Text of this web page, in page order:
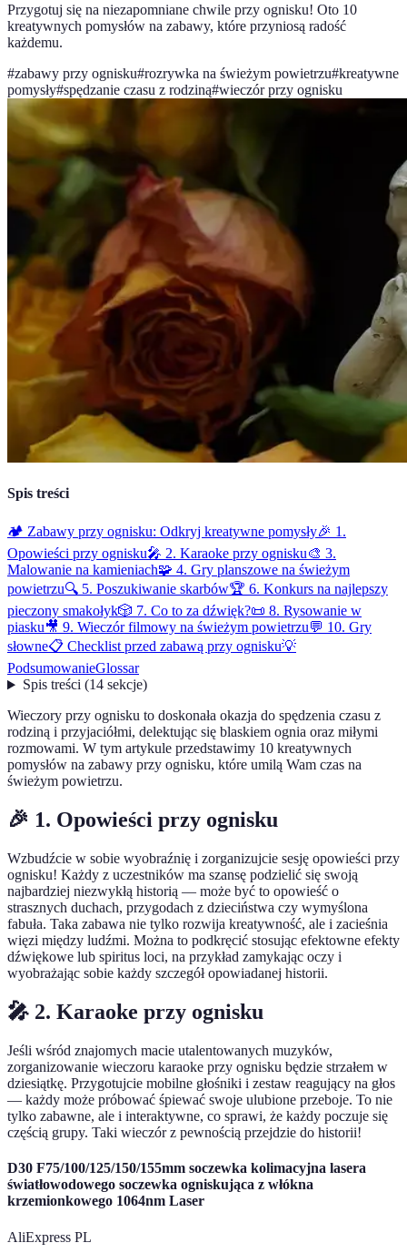
Przygotuj się na niezapomniane chwile przy ognisku! Oto 10
kreatywnych pomysłów na zabawy, które przyniosą radość
każdemu.
#zabawy przy ognisku#rozrywka na świeżym powietrzu#kreatywne
pomysły#spędzanie czasu z rodziną#wieczór przy ognisku
Spis treści
🏕️ Zabawy przy ognisku: Odkryj kreatywne pomysły🎉 1.
Opowieści przy ognisku🎤 2. Karaoke przy ognisku🎨 3.
Malowanie na kamieniach🧩 4. Gry planszowe na świeżym
powietrzu🔍 5. Poszukiwanie skarbów🏆 6. Konkurs na najlepszy
pieczony smakołyk🎲 7. Co to za dźwięk?📜 8. Rysowanie w
piasku🎥 9. Wieczór filmowy na świeżym powietrzu💬 10. Gry
słowne📋 Checklist przed zabawą przy ognisku💡
PodsumowanieGlossar
Spis treści(14 sekcje)
Wieczory przy ognisku to doskonała okazja do spędzenia czasu z
rodziną i przyjaciółmi, delektując się blaskiem ognia oraz miłymi
rozmowami. W tym artykule przedstawimy 10 kreatywnych
pomysłów na zabawy przy ognisku, które umilą Wam czas na
świeżym powietrzu.
🎉 1. Opowieści przy ognisku
Wzbudźcie w sobie wyobraźnię i zorganizujcie sesję opowieści przy
ognisku! Każdy z uczestników ma szansę podzielić się swoją
najbardziej niezwykłą historią — może być to opowieść o
strasznych duchach, przygodach z dzieciństwa czy wymyślona
fabuła. Taka zabawa nie tylko rozwija kreatywność, ale i zacieśnia
więzi między ludźmi. Można to podkręcić stosując efektowne efekty
dźwiękowe lub spiritus loci, na przykład zamykając oczy i
wyobrażając sobie każdy szczegół opowiadanej historii.
🎤 2. Karaoke przy ognisku
Jeśli wśród znajomych macie utalentowanych muzyków,
zorganizowanie wieczoru karaoke przy ognisku będzie strzałem w
dziesiątkę. Przygotujcie mobilne głośniki i zestaw reagujący na głos
— każdy może próbować śpiewać swoje ulubione przeboje. To nie
tylko zabawne, ale i interaktywne, co sprawi, że każdy poczuje się
częścią grupy. Taki wieczór z pewnością przejdzie do historii!
D30 F75/100/125/150/155mm soczewka kolimacyjna lasera
światłowodowego soczewka ogniskująca z włókna
krzemionkowego 1064nm Laser
AliExpress PL